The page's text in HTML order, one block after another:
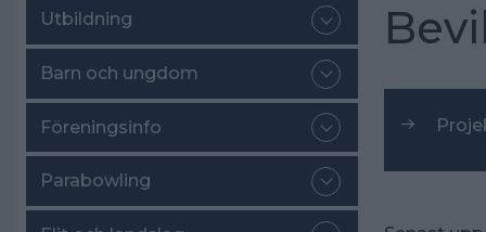
Utbildning
Barn och ungdom
Föreningsinfo
Parabowling